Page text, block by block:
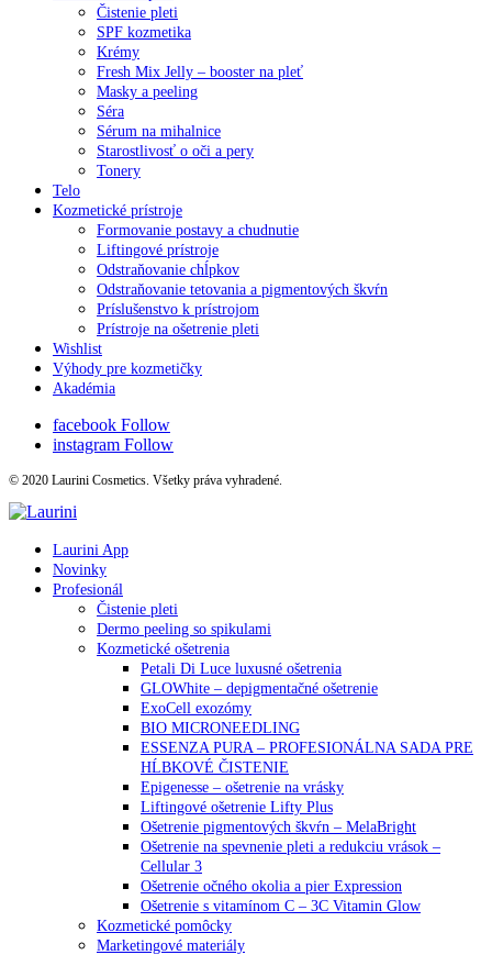
Čistenie pleti
SPF kozmetika
Krémy
Fresh Mix Jelly – booster na pleť
Masky a peeling
Séra
Sérum na mihalnice
Starostlivosť o oči a pery
Tonery
Telo
Kozmetické prístroje
Formovanie postavy a chudnutie
Liftingové prístroje
Odstraňovanie chĺpkov
Odstraňovanie tetovania a pigmentových škvŕn
Príslušenstvo k prístrojom
Prístroje na ošetrenie pleti
Wishlist
Výhody pre kozmetičky
Akadémia
facebook Follow
instagram Follow
© 2020 Laurini Cosmetics. Všetky práva vyhradené.
Laurini App
Novinky
Profesionál
Čistenie pleti
Dermo peeling so spikulami
Kozmetické ošetrenia
Petali Di Luce luxusné ošetrenia
GLOWhite – depigmentačné ošetrenie
ExoCell exozómy
BIO MICRONEEDLING
ESSENZA PURA – PROFESIONÁLNA SADA PRE
HĹBKOVÉ ČISTENIE
Epigenesse – ošetrenie na vrásky
Liftingové ošetrenie Lifty Plus
Ošetrenie pigmentových škvŕn – MelaBright
Ošetrenie na spevnenie pleti a redukciu vrások –
Cellular 3
Ošetrenie očného okolia a pier Expression
Ošetrenie s vitamínom C – 3C Vitamin Glow
Kozmetické pomôcky
Marketingové materiály